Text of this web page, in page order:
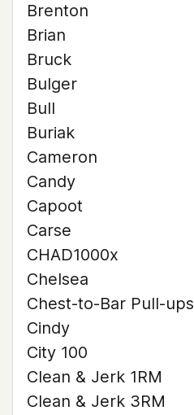
Brenton
Brian
Bruck
Bulger
Bull
Buriak
Cameron
Candy
Capoot
Carse
CHAD1000x
Chelsea
Chest-to-Bar Pull-ups
Cindy
City 100
Clean & Jerk 1RM
Clean & Jerk 3RM